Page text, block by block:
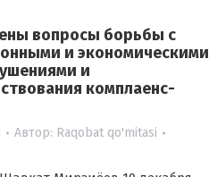
вопросы борьбы с
и экономическими
и
комплаенс-
Автор: Raqobat qo'mitasi